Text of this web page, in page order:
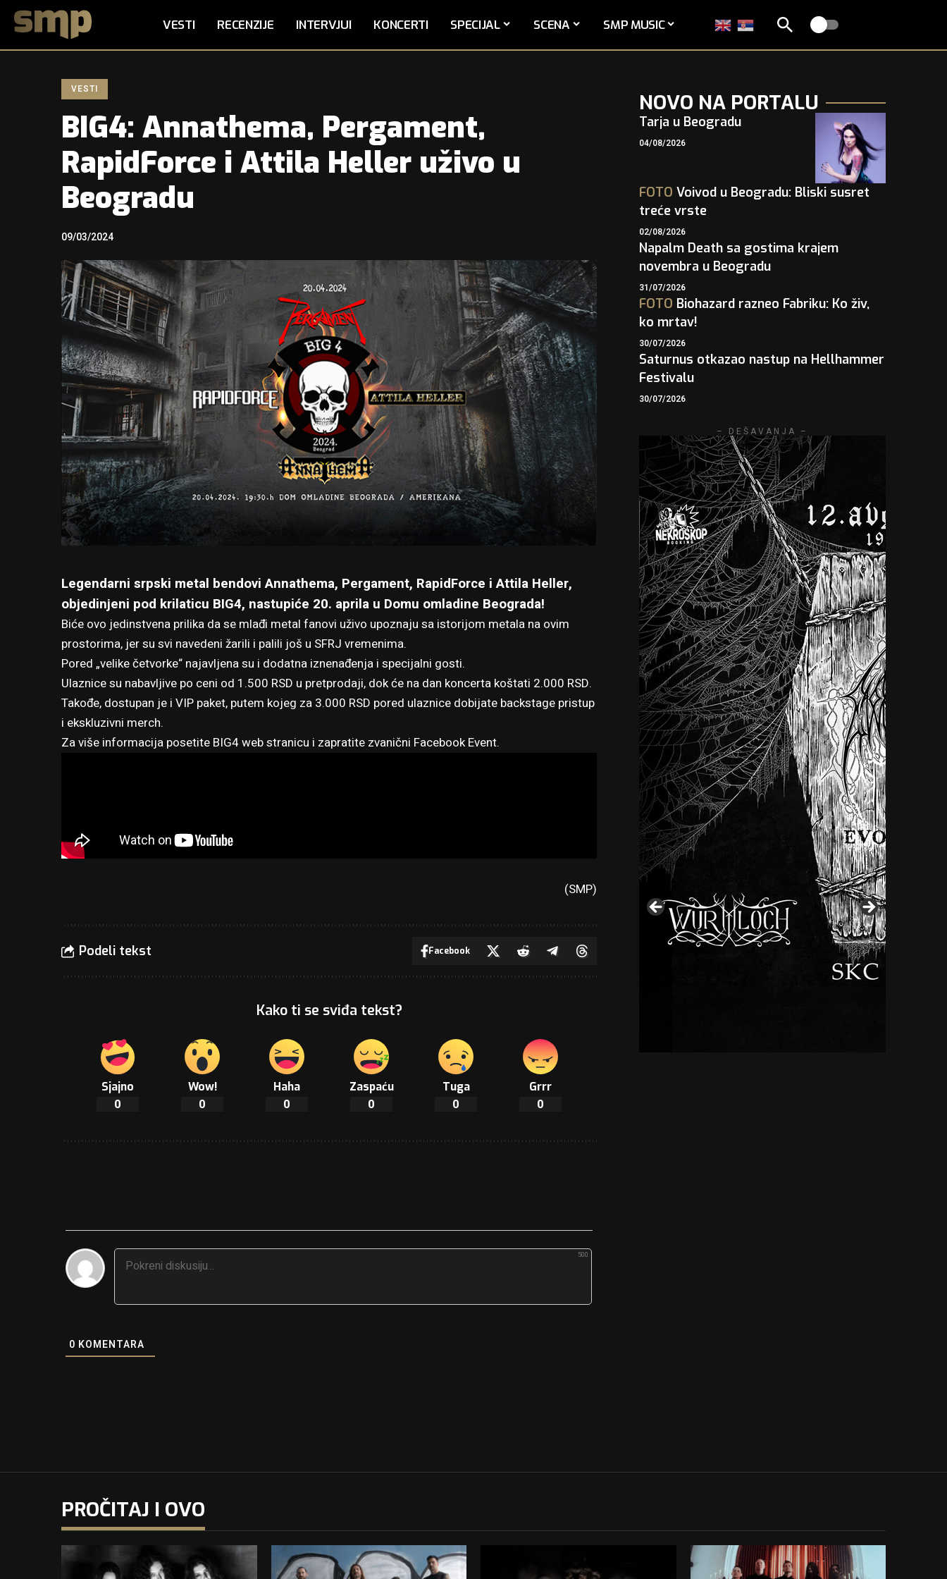
VESTI RECENZIJE INTERVJUI KONCERTI SPECIJAL SCENA SMP MUSIC
VESTI
BIG4: Annathema, Pergament,
RapidForce i Attila Heller uživo u
Beogradu
09/03/2024
Legendarni srpski metal bendovi Annathema, Pergament, RapidForce i Attila Heller,
objedinjeni pod krilaticu BIG4, nastupiće 20. aprila u Domu omladine Beograda!
Biće ovo jedinstvena prilika da se mlađi metal fanovi uživo upoznaju sa istorijom metala na ovim
prostorima, jer su svi navedeni žarili i palili još u SFRJ vremenima.
Pored „velike četvorke“ najavljena su i dodatna iznenađenja i specijalni gosti.
Ulaznice su nabavljive po ceni od 1.500 RSD u pretprodaji, dok će na dan koncerta koštati 2.000 RSD.
Takođe, dostupan je i VIP paket, putem kojeg za 3.000 RSD pored ulaznice dobijate backstage pristup
i ekskluzivni merch.
Za više informacija posetite BIG4 web stranicu i zapratite zvanični Facebook Event.
(SMP)
Podeli tekst Facebook
Kako ti se sviđa tekst?
Sjajno
0
Wow!
0
Haha
0
Zaspaću
0
Tuga
0
Grrr
0
500
0 KOMENTARA
NOVO NA PORTALU
Tarja u Beogradu
04/08/2026
FOTO Voivod u Beogradu: Bliski susret
treće vrste
02/08/2026
Napalm Death sa gostima krajem
novembra u Beogradu
31/07/2026
FOTO Biohazard razneo Fabriku: Ko živ,
ko mrtav!
30/07/2026
Saturnus otkazao nastup na Hellhammer
Festivalu
30/07/2026
– DEŠAVANJA –
PROČITAJ I OVO